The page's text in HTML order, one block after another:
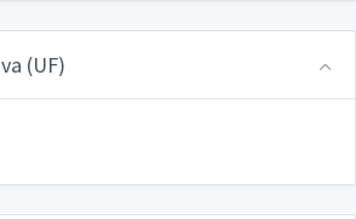
(UF)